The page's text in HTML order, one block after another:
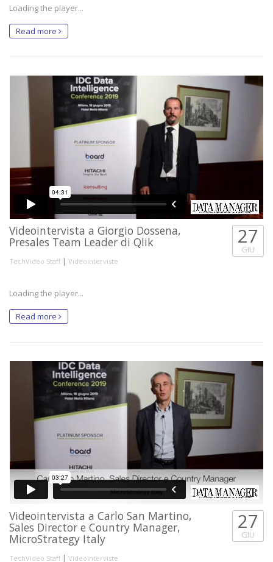
Loading the player...
Read more
Videointervista a Giorgio Dossena,
Presales Team Leader di Qlik
TechVideo Staff | Videointerviste
27
GIU
Loading the player...
Read more
Videointervista a Carlo San Martino,
Sales Director e Country Manager,
MicroStrategy Italy
TechVideo Staff | Videointerviste
27
GIU